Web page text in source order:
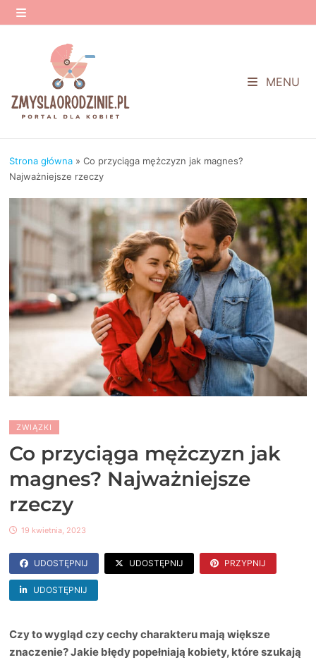
Przejdź
do
MENU
MENU
Strona główna »Co przyciąga mężczyzn jak magnes?
Najważniejsze rzeczy
ZWIĄZKI
Co przyciąga mężczyzn jak
magnes? Najważniejsze
rzeczy
19 kwietnia, 2023
UDOSTĘPNIJ UDOSTĘPNIJ PRZYPNIJ
UDOSTĘPNIJ
Czy to wygląd czy cechy charakteru mają większe
znaczenie? Jakie błędy popełniają kobiety, które szukają